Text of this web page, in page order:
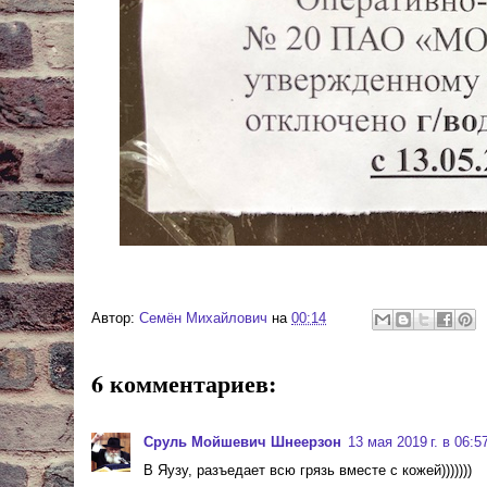
Автор: Cемён Михайлович на 00:14
6 комментариев:
Сруль Мойшевич Шнеерзон 13 мая 2019 г. в
В Яузу, разъедает всю грязь вместе с кожей)))))))